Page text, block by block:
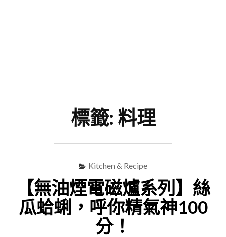
標籤: 料理
Kitchen & Recipe
【無油煙電磁爐系列】絲
瓜蛤蜊，呼你精氣神100
分！